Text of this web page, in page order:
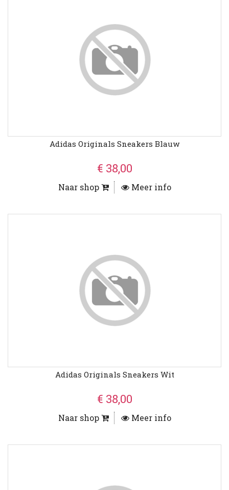
Adidas Originals Sneakers Blauw
€ 38,00
Naar shop Meer info
Adidas Originals Sneakers Wit
€ 38,00
Naar shop Meer info